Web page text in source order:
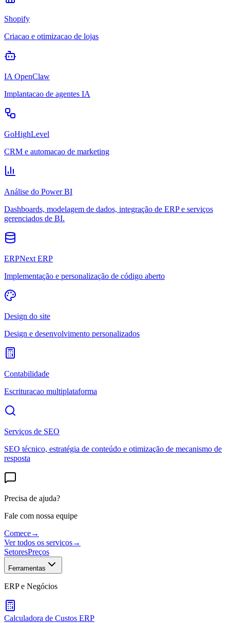
Shopify
Criacao e otimizacao de lojas
IA OpenClaw
Implantacao de agentes IA
GoHighLevel
CRM e automacao de marketing
Análise do Power BI
Dashboards, modelagem de dados, integração de ERP e serviços
gerenciados de BI.
ERPNext ERP
Implementação e personalização de código aberto
Design do site
Design e desenvolvimento personalizados
Contabilidade
Escrituracao multiplataforma
Serviços de SEO
SEO técnico, estratégia de conteúdo e otimização de mecanismo de
resposta
Precisa de ajuda?
Fale com nossa equipe
Comece→
Ver todos os servicos→
SetoresPreços
Ferramentas
ERP e Negócios
Calculadora de Custos ERP